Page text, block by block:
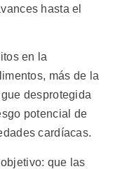
hasta el
en la
más de la
desprotegida
potencial de
cardíacas.
que las